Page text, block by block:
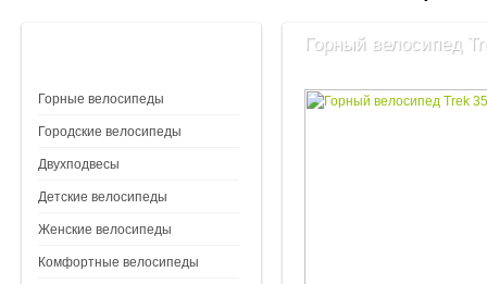
Горные велосипеды
Городские велосипеды
Двухподвесы
Детские велосипеды
Женские велосипеды
Комфортные велосипеды
Горный велосипед